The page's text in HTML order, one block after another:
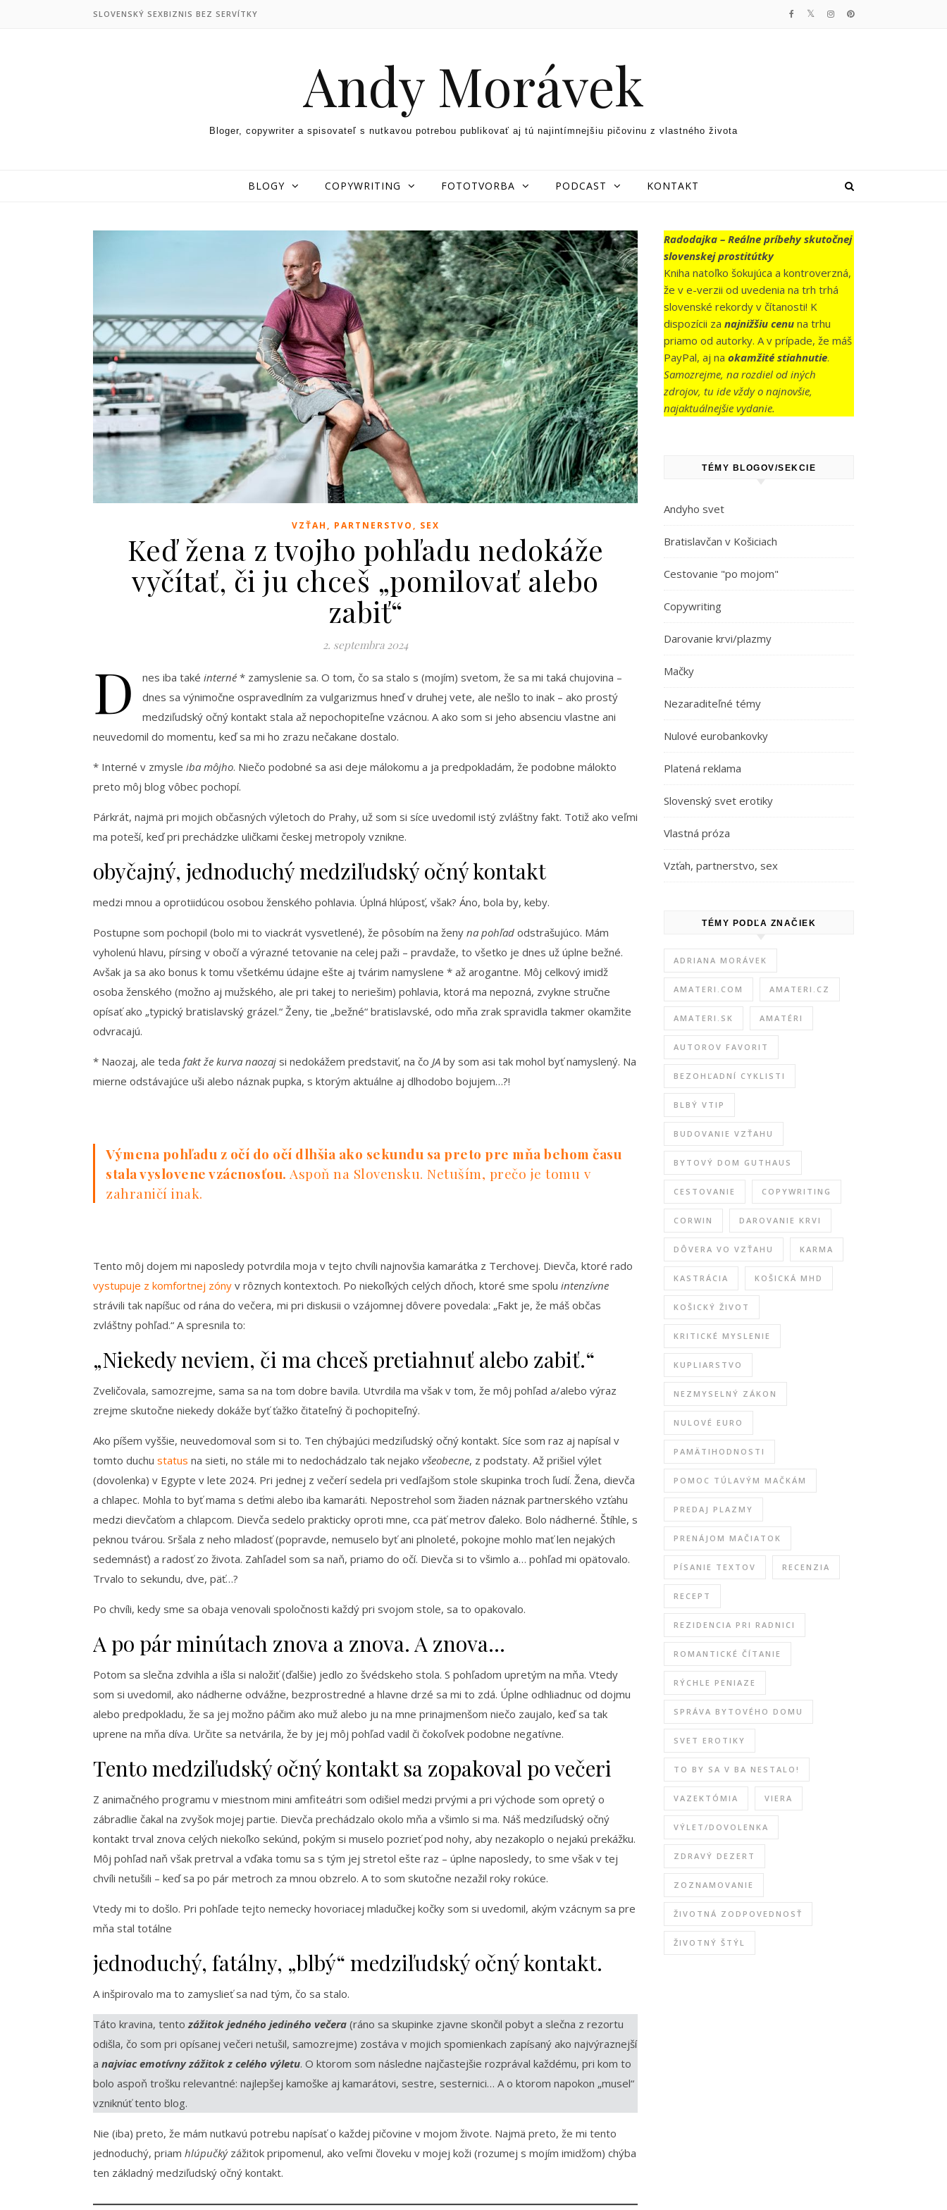
SLOVENSKÝ SEXBIZNIS BEZ SERVÍTKY
Andy Morávek
Bloger, copywriter a spisovateľ s nutkavou potrebou publikovať aj tú najintímnejšiu pičovinu z vlastného života
BLOGY COPYWRITING FOTOTVORBA PODCAST KONTAKT
VZŤAH, PARTNERSTVO, SEX
Keď žena z tvojho pohľadu nedokáže
vyčítať, či ju chceš „pomilovať alebo
zabiť“
2. septembra 2024
D nes iba také interné * zamyslenie sa. O tom, čo sa stalo s (mojím) svetom, že sa mi taká chujovina –
dnes sa výnimočne ospravedlním za vulgarizmus hneď v druhej vete, ale nešlo to inak – ako prostý
medziľudský očný kontakt stala až nepochopiteľne vzácnou. A ako som si jeho absenciu vlastne ani
neuvedomil do momentu, keď sa mi ho zrazu nečakane dostalo.
* Interné v zmysle iba môjho. Niečo podobné sa asi deje málokomu a ja predpokladám, že podobne málokto
preto môj blog vôbec pochopí.
Párkrát, najmä pri mojich občasných výletoch do Prahy, už som si síce uvedomil istý zvláštny fakt. Totiž ako veľmi
ma poteší, keď pri prechádzke uličkami českej metropoly vznikne.
obyčajný, jednoduchý medziľudský očný kontakt
medzi mnou a oprotiidúcou osobou ženského pohlavia. Úplná hlúposť, však? Áno, bola by, keby.
Postupne som pochopil (bolo mi to viackrát vysvetlené), že pôsobím na ženy na pohľad odstrašujúco. Mám
vyholenú hlavu, pírsing v obočí a výrazné tetovanie na celej paži – pravdaže, to všetko je dnes už úplne bežné.
Avšak ja sa ako bonus k tomu všetkému údajne ešte aj tvárim namyslene * až arogantne. Môj celkový imidž
osoba ženského (možno aj mužského, ale pri takej to neriešim) pohlavia, ktorá ma nepozná, zvykne stručne
opísať ako „typický bratislavský grázel.“ Ženy, tie „bežné“ bratislavské, odo mňa zrak spravidla takmer okamžite
odvracajú.
* Naozaj, ale teda fakt že kurva naozaj si nedokážem predstaviť, na čo JA by som asi tak mohol byť namyslený. Na
mierne odstávajúce uši alebo náznak pupka, s ktorým aktuálne aj dlhodobo bojujem…?!
Výmena pohľadu z očí do očí dlhšia ako sekundu sa preto pre mňa behom času
stala vyslovene vzácnosťou. Aspoň na Slovensku. Netuším, prečo je tomu v
zahraničí inak.
Tento môj dojem mi naposledy potvrdila moja v tejto chvíli najnovšia kamarátka z Terchovej. Dievča, ktoré rado
vystupuje z komfortnej zóny v rôznych kontextoch. Po niekoľkých celých dňoch, ktoré sme spolu intenzívne
strávili tak napíšuc od rána do večera, mi pri diskusii o vzájomnej dôvere povedala: „Fakt je, že máš občas
zvláštny pohľad.“ A spresnila to:
„Niekedy neviem, či ma chceš pretiahnuť alebo zabiť.“
Zveličovala, samozrejme, sama sa na tom dobre bavila. Utvrdila ma však v tom, že môj pohľad a/alebo výraz
zrejme skutočne niekedy dokáže byť ťažko čitateľný či pochopiteľný.
Ako píšem vyššie, neuvedomoval som si to. Ten chýbajúci medziľudský očný kontakt. Síce som raz aj napísal v
tomto duchu status na sieti, no stále mi to nedochádzalo tak nejako všeobecne, z podstaty. Až prišiel výlet
(dovolenka) v Egypte v lete 2024. Pri jednej z večerí sedela pri vedľajšom stole skupinka troch ľudí. Žena, dievča
a chlapec. Mohla to byť mama s deťmi alebo iba kamaráti. Nepostrehol som žiaden náznak partnerského vzťahu
medzi dievčaťom a chlapcom. Dievča sedelo prakticky oproti mne, cca päť metrov ďaleko. Bolo nádherné. Štíhle, s
peknou tvárou. Sršala z neho mladosť (popravde, nemuselo byť ani plnoleté, pokojne mohlo mať len nejakých
sedemnásť) a radosť zo života. Zahľadel som sa naň, priamo do očí. Dievča si to všimlo a… pohľad mi opätovalo.
Trvalo to sekundu, dve, päť…?
Po chvíli, kedy sme sa obaja venovali spoločnosti každý pri svojom stole, sa to opakovalo.
A po pár minútach znova a znova. A znova…
Potom sa slečna zdvihla a išla si naložiť (ďalšie) jedlo zo švédskeho stola. S pohľadom upretým na mňa. Vtedy
som si uvedomil, ako nádherne odvážne, bezprostredné a hlavne drzé sa mi to zdá. Úplne odhliadnuc od dojmu
alebo predpokladu, že sa jej možno páčim ako muž alebo ju na mne prinajmenšom niečo zaujalo, keď sa tak
uprene na mňa díva. Určite sa netvárila, že by jej môj pohľad vadil či čokoľvek podobne negatívne.
Tento medziľudský očný kontakt sa zopakoval po večeri
Z animačného programu v miestnom mini amfiteátri som odišiel medzi prvými a pri východe som opretý o
zábradlie čakal na zvyšok mojej partie. Dievča prechádzalo okolo mňa a všimlo si ma. Náš medziľudský očný
kontakt trval znova celých niekoľko sekúnd, pokým si muselo pozrieť pod nohy, aby nezakoplo o nejakú prekážku.
Môj pohľad naň však pretrval a vďaka tomu sa s tým jej stretol ešte raz – úplne naposledy, to sme však v tej
chvíli netušili – keď sa po pár metroch za mnou obzrelo. A to som skutočne nezažil roky rokúce.
Vtedy mi to došlo. Pri pohľade tejto nemecky hovoriacej mladučkej kočky som si uvedomil, akým vzácnym sa pre
mňa stal totálne
jednoduchý, fatálny, „blbý“ medziľudský očný kontakt.
A inšpirovalo ma to zamyslieť sa nad tým, čo sa stalo.
Táto kravina, tento zážitok jedného jediného večera (ráno sa skupinke zjavne skončil pobyt a slečna z rezortu
odišla, čo som pri opísanej večeri netušil, samozrejme) zostáva v mojich spomienkach zapísaný ako najvýraznejší
a najviac emotívny zážitok z celého výletu. O ktorom som následne najčastejšie rozprával každému, pri kom to
bolo aspoň trošku relevantné: najlepšej kamoške aj kamarátovi, sestre, sesternici… A o ktorom napokon „musel“
vzniknúť tento blog.
Nie (iba) preto, že mám nutkavú potrebu napísať o každej pičovine v mojom živote. Najmä preto, že mi tento
jednoduchý, priam hlúpučkýzážitok pripomenul, ako veľmi človeku v mojej koži (rozumej s mojím imidžom) chýba
ten základný medziľudský očný kontakt.
Radodajka – Reálne príbehy skutočnej
slovenskej prostitútky
Kniha natoľko šokujúca a kontroverzná,
že v e-verzii od uvedenia na trh trhá
slovenské rekordy v čítanosti! K
dispozícii za najnižšiu cenu na trhu
priamo od autorky. A v prípade, že máš
PayPal, aj na okamžité stiahnutie.
Samozrejme, na rozdiel od iných
zdrojov, tu ide vždy o najnovšie,
najaktuálnejšie vydanie.
TÉMY BLOGOV/SEKCIE
Andyho svet
Bratislavčan v Košiciach
Cestovanie "po mojom"
Copywriting
Darovanie krvi/plazmy
Mačky
Nezaraditeľné témy
Nulové eurobankovky
Platená reklama
Slovenský svet erotiky
Vlastná próza
Vzťah, partnerstvo, sex
TÉMY PODĽA ZNAČIEK
ADRIANA MORÁVEK
AMATERI.COM AMATERI.CZ
AMATERI.SK AMATÉRI
AUTOROV FAVORIT
BEZOHĽADNÍ CYKLISTI
BLBÝ VTIP
BUDOVANIE VZŤAHU
BYTOVÝ DOM GUTHAUS
CESTOVANIE COPYWRITING
CORWIN DAROVANIE KRVI
DÔVERA VO VZŤAHU KARMA
KASTRÁCIA KOŠICKÁ MHD
KOŠICKÝ ŽIVOT
KRITICKÉ MYSLENIE
KUPLIARSTVO
NEZMYSELNÝ ZÁKON
NULOVÉ EURO
PAMÄTIHODNOSTI
POMOC TÚLAVÝM MAČKÁM
PREDAJ PLAZMY
PRENÁJOM MAČIATOK
PÍSANIE TEXTOV RECENZIA
RECEPT
REZIDENCIA PRI RADNICI
ROMANTICKÉ ČÍTANIE
RÝCHLE PENIAZE
SPRÁVA BYTOVÉHO DOMU
SVET EROTIKY
TO BY SA V BA NESTALO!
VAZEKTÓMIA VIERA
VÝLET/DOVOLENKA
ZDRAVÝ DEZERT
ZOZNAMOVANIE
ŽIVOTNÁ ZODPOVEDNOSŤ
ŽIVOTNÝ ŠTÝL